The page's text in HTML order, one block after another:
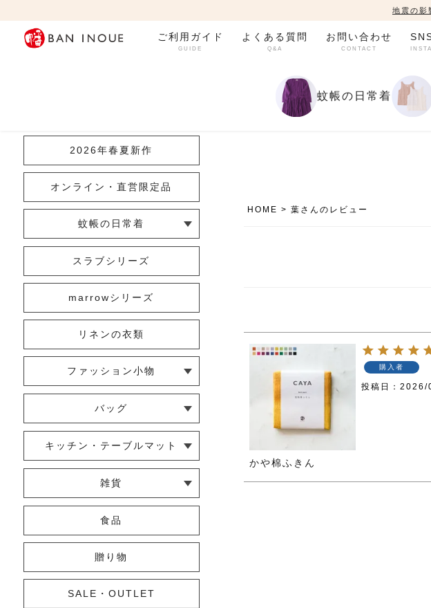
地震の影
ご利用ガイド
GUIDE
よくある質問
Q&A
お問い合わせ
CONTACT
蚊帳の日常着
HOME 葉さんのレビュー
かや棉ふきん
購入者
投稿日 2026/
2026年春夏新作
オンライン・直営限定品
蚊帳の日常着
└ インナー
└ トップス
└ ワンピース
└ スカート
└ 羽織りもの
└ キッズ・ベビースラブシリーズ
marrowシリーズ
リネンの衣類
ファッション小物
└ ショール・ストール
└ 靴下・アームカバー
バッグ
└ ポシェット・ショルダーバッグ
└ トートバッグ
└ 巾着バッグ
キッチン・テーブルマット
└ 蚊帳のふきん
└ かっぽう着・エプロン
└ その他キッチン小物
└ ランチョンマット・プレースマ
ット
└ テーブルランナー・テーブルセ
ンター
雑貨
└ タオル・ハンカチ
食品
贈り物
SALE・OUTLET